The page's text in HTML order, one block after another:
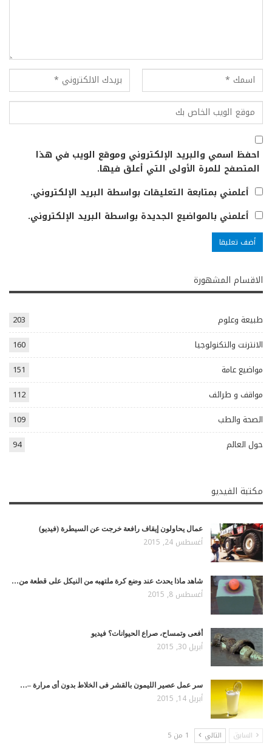
احفظ اسمي والبريد الإلكتروني وموقع الويب في هذا
المتصفح للمرة الأولى التي أعلق فيها.
أعلمني بمتابعة التعليقات بواسطة البريد الإلكتروني.
أعلمني بالمواضيع الجديدة بواسطة البريد الإلكتروني.
الاقسام المشهورة
طبيعة وعلوم
203
الانترنت والتكنولوجيا
160
مواضيع عامة
151
مواقف و طرائف
112
الصحة والطب
109
حول العالم
94
مكتبة الفيديو
عمال يحاولون إيقاف رافعة خرجت عن السيطرة (فيديو)
أغسطس 24, 2015
شاهد ماذا يحدث عند وضع كرة ملتهبه من النيكل على قطعة من…
أغسطس 8, 2015
أفعى وتمساح، صراع الحيوانات؟ فيديو
أبريل 30, 2015
سر عمل عصير الليمون بالقشر فى الخلاط بدون أى مرارة –…
أبريل 14, 2015
السابق التالي 1 من 5